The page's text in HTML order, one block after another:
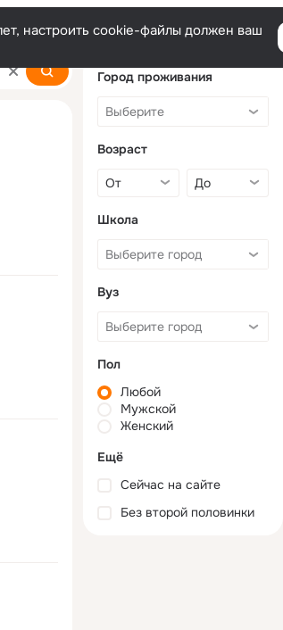
настроить cookie-файлы должен ваш
Город проживания
Возраст
Школа
Вуз
Пол
Любой
Мужской
Женский
Ещё
Сейчас на сайте
Без второй половинки